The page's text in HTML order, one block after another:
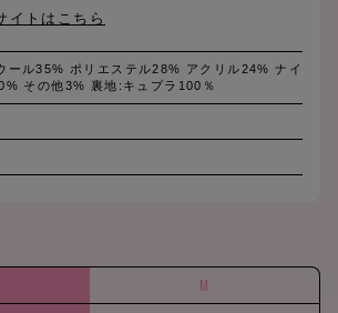
イトはこちら
ール35% ポリエステル28% アクリル24% ナイ
その他3% 裏地:キュプラ100％
M